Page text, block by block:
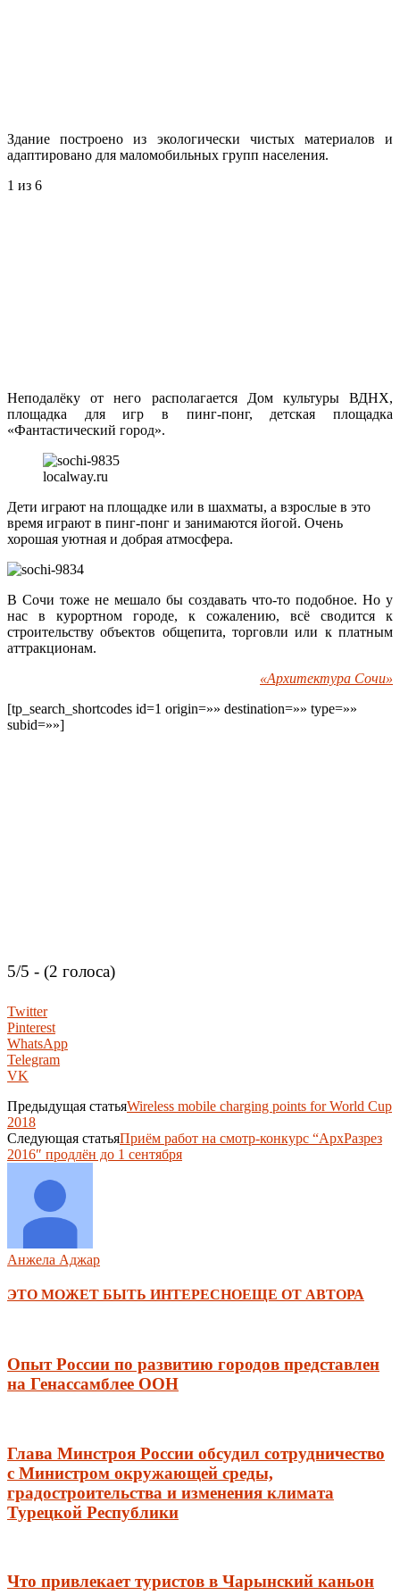
Здание построено из экологически чистых материалов и
адаптировано для маломобильных групп населения.
1 из 6
Неподалёку от него располагается Дом культуры ВДНХ,
площадка для игр в пинг-понг, детская площадка
«Фантастический город».
localway.ru
Дети играют на площадке или в шахматы, а взрослые в это
время играют в пинг-понг и занимаются йогой. Очень
хорошая уютная и добрая атмосфера.
В Сочи тоже не мешало бы создавать что-то подобное. Но у
нас в курортном городе, к сожалению, всё сводится к
строительству объектов общепита, торговли или к платным
аттракционам.
«Архитектура Сочи»
[tp_search_shortcodes id=1 origin=»» destination=»» type=»»
subid=»»]
5/5 - (2 голоса)
Twitter
Pinterest
WhatsApp
Telegram
VK
Предыдущая статьяWireless mobile charging points for World Cup
2018
Следующая статьяПриём работ на смотр-конкурс “АрхРазрез
2016″ продлён до 1 сентября
Анжела Аджар
ЭТО МОЖЕТ БЫТЬ ИНТЕРЕСНОЕЩЕ ОТ АВТОРА
Опыт России по развитию городов представлен
на Генассамблее ООН
Глава Минстроя России обсудил сотрудничество
с Министром окружающей среды,
градостроительства и изменения климата
Турецкой Республики
Что привлекает туристов в Чарынский каньон